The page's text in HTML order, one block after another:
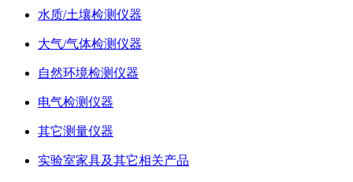
水质/土壤检测仪器
大气/气体检测仪器
自然环境检测仪器
电气检测仪器
其它测量仪器
实验室家具及其它相关产品